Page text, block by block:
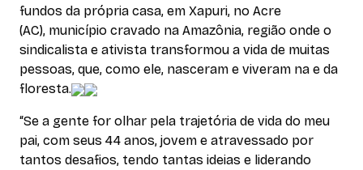
fundos da própria casa, em Xapuri, no Acre
(AC), município cravado na Amazônia, região onde o
sindicalista e ativista transformou a vida de muitas
pessoas, que, como ele, nasceram e viveram na e da
floresta.
“Se a gente for olhar pela trajetória de vida do meu
pai, com seus 44 anos, jovem e atravessado por
tantos desafios, tendo tantas ideias e liderando